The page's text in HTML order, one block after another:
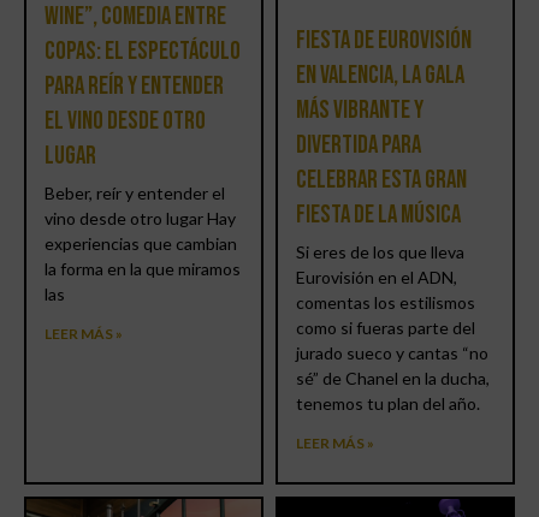
Wine”, comedia entre
copas: el espectáculo
para reír y entender
el vino desde otro
lugar
Beber, reír y entender el
vino desde otro lugar Hay
experiencias que cambian
la forma en la que miramos
las
LEER MÁS »
Fiesta de Eurovisión
en Valencia, la Gala
más vibrante y
divertida para
celebrar esta gran
fiesta de la música
Si eres de los que lleva
Eurovisión en el ADN,
comentas los estilismos
como si fueras parte del
jurado sueco y cantas “no
sé” de Chanel en la ducha,
tenemos tu plan del año.
LEER MÁS »